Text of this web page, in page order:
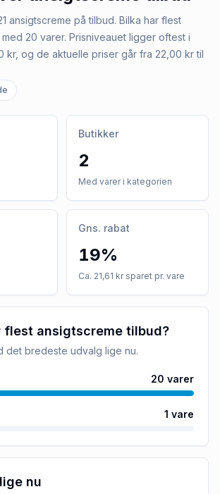
ansigtscreme på tilbud. Bilka har flest
20 varer. Prisniveauet ligger oftest i
kr, og de aktuelle priser går fra 22,00 kr til
Butikker
2
Med varer i kategorien
Gns. rabat
19%
Ca. 21,61 kr sparet pr. vare
flest ansigtscreme tilbud?
det bredeste udvalg lige nu.
20 varer
1 vare
nu